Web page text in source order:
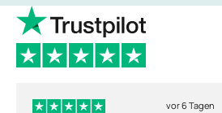
vor 6 Tagen